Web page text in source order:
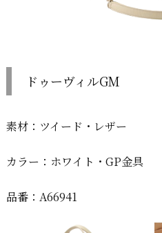
ドゥーヴィルGM
素材：ツイード・レザー
カラー：ホワイト・GP金具
品番：A66941